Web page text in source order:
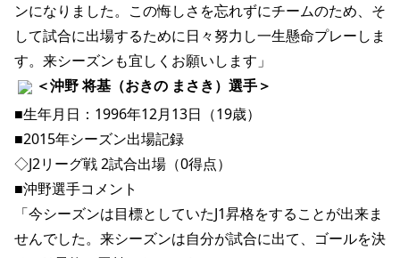
ンになりました。この悔しさを忘れずにチームのため、そ
して試合に出場するために日々努力し一生懸命プレーしま
す。来シーズンも宜しくお願いします」
＜沖野 将基（おきの まさき）選手＞
■生年月日：1996年12月13日（19歳）
■2015年シーズン出場記録
◇J2リーグ戦 2試合出場（0得点）
■沖野選手コメント
「今シーズンは目標としていたJ1昇格をすることが出来ま
せんでした。来シーズンは自分が試合に出て、ゴールを決